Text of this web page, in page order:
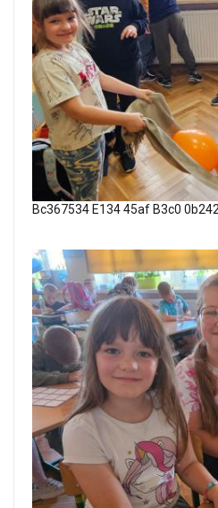
Bc367534 E134 45af B3c0